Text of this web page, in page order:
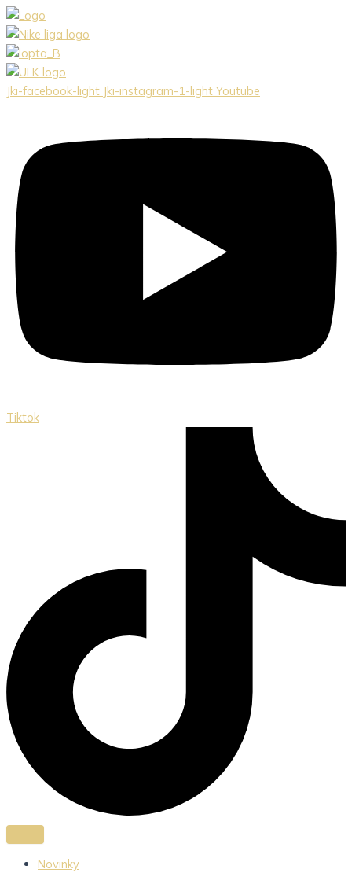
Preskočiť
na
obsah
Jki-facebook-light Jki-instagram-1-light Youtube
Tiktok
Novinky